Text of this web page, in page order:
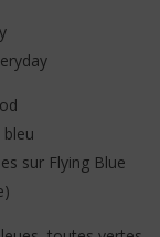
bleu
sur Flying Blue